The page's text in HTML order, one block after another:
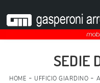
SEDIE
HOME - UFFICIO GIARDINO -